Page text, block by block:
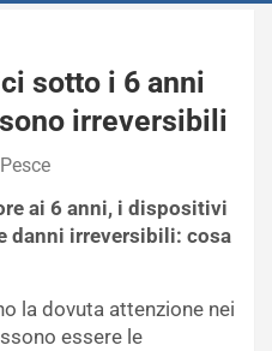
sotto i 6 anni
irreversibili
ai 6 anni, i dispositivi
danni irreversibili: cosa
la dovuta attenzione nei
essere le